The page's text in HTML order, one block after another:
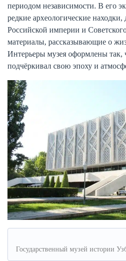
периодом независимости. В его
редкие археологические
Российской империи и
материалы, рассказывающие о
Интерьеры музея оформлены так,
подчёркивал свою эпоху и
Государственный музей истории